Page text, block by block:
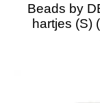
Beads by
hartjes (S)